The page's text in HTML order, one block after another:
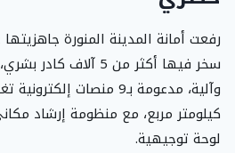
رفعت أمانة المدينة المنورة
لوحة توجيهية.